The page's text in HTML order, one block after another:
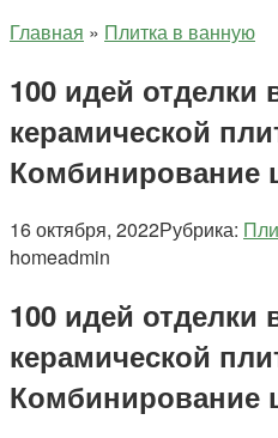
Главная » Плитка в ванную
100 идей
керамической
Комбинирование
16 октября, 2022Рубрика:
homeadmin
100 идей
керамической
Комбинирование